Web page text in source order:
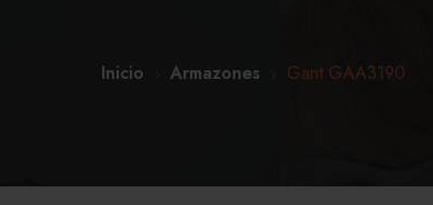
Inicio Armazones Gant GAA3190